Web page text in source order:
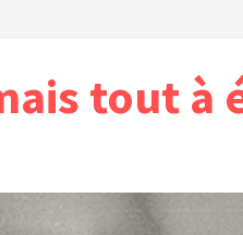
tout à